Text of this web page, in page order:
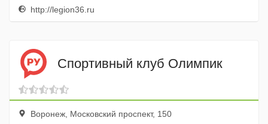
http://legion36.ru
Спортивный клуб Олимпик
Воронеж, Московский проспект, 150